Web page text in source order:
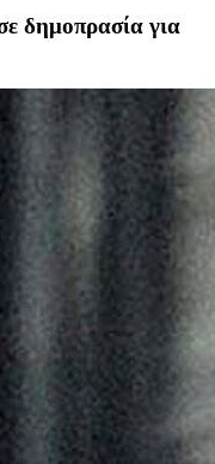
δημοπρασία για